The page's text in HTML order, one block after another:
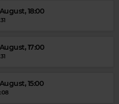
18:00
17:00
15:00